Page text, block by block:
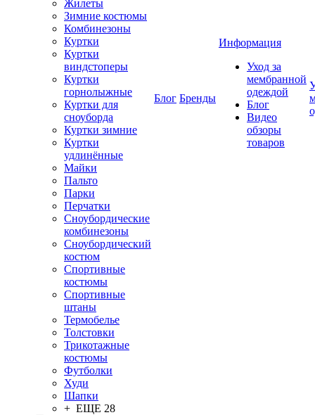
Жилеты
Зимние костюмы
Комбинезоны
Куртки
Куртки
виндстоперы
Куртки
горнолыжные
Куртки для
сноуборда
Куртки зимние
Куртки
удлинённые
Майки
Пальто
Парки
Перчатки
Сноубордические
комбинезоны
Сноубордический
костюм
Спортивные
костюмы
Спортивные
штаны
Термобелье
Толстовки
Трикотажные
костюмы
Футболки
Худи
Шапки
+ ЕЩЕ 28
Блог Бренды
Информация
Уход за
мембранной
одеждой
Блог
Видео
обзоры
товаров